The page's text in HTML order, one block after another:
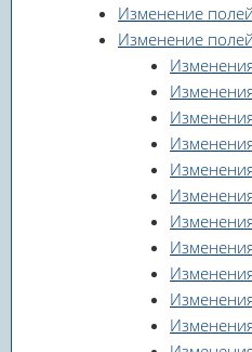
Изменение
Изменение